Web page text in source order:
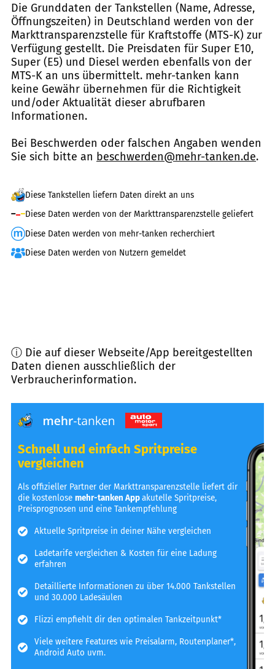
Die Grunddaten der Tankstellen (Name, Adresse,
Öffnungszeiten) in Deutschland werden von der
Markttransparenzstelle für Kraftstoffe (MTS-K) zur
Verfügung gestellt. Die Preisdaten für Super E10,
Super (E5) und Diesel werden ebenfalls von der
MTS-K an uns übermittelt. mehr-tanken kann
keine Gewähr übernehmen für die Richtigkeit
und/oder Aktualität dieser abrufbaren
Informationen.
Bei Beschwerden oder falschen Angaben wenden
Sie sich bitte an beschwerden@mehr-tanken.de.
Diese Tankstellen liefern Daten direkt an uns
Diese Daten werden von der Markttransparenzstelle geliefert
Diese Daten werden von mehr-tanken recherchiert
Diese Daten werden von Nutzern gemeldet
ⓘ Die auf dieser Webseite/App bereitgestellten
Daten dienen ausschließlich der
Verbraucherinformation.
Schnell und einfach Spritpreise
vergleichen
Als offizieller Partner der Markttransparenzstelle liefert dir
die kostenlosemehr-tanken Appakutelle Spritpreise,
Preisprognosen und eine Tankempfehlung
Aktuelle Spritpreise in deiner Nähe vergleichen
Ladetarife vergleichen & Kosten für eine Ladung
erfahren
Detaillierte Informationen zu über 14.000 Tankstellen
und 30.000 Ladesäulen
Flizzi empfiehlt dir den optimalen Tankzeitpunkt*
Viele weitere Features wie Preisalarm, Routenplaner*,
Android Auto uvm.